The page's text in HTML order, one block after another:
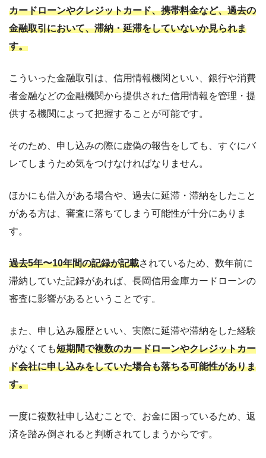
カードローンやクレジットカード、携帯料金など、過去の
金融取引において、滞納・延滞をしていないか見られま
す。
こういった金融取引は、信用情報機関といい、銀行や消費
者金融などの金融機関から提供された信用情報を管理・提
供する機関によって把握することが可能です。
そのため、申し込みの際に虚偽の報告をしても、すぐにバ
レてしまうため気をつけなければなりません。
ほかにも借入がある場合や、過去に延滞・滞納をしたこと
がある方は、審査に落ちてしまう可能性が十分にありま
す。
過去5年〜10年間の記録が記載されているため、数年前に
滞納していた記録があれば、長岡信用金庫カードローンの
審査に影響があるということです。
また、申し込み履歴といい、実際に延滞や滞納をした経験
がなくても短期間で複数のカードローンやクレジットカー
ド会社に申し込みをしていた場合も落ちる可能性がありま
す。
一度に複数社申し込むことで、お金に困っているため、返
済を踏み倒されると判断されてしまうからです。